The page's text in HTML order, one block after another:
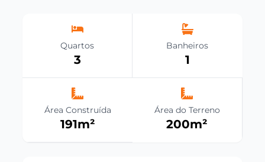
Quartos
3
Banheiros
1
Área Construída
191m²
Área do Terreno
200m²